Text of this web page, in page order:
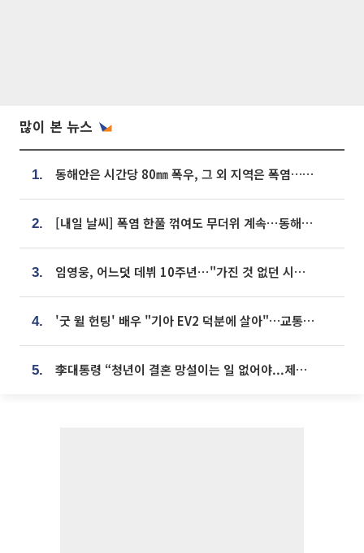
많이 본 뉴스
1. 동해안은 시간당 80㎜ 폭우, 그 외 지역은 폭염…‘극과 극 날씨’
2. [내일 날씨] 폭염 한풀 꺾여도 무더위 계속⋯동해안 이틀 연속 비
3. 임영웅, 어느덧 데뷔 10주년⋯"가진 것 없던 시절, 내 앞엔 20명의 팬뿐"
4. '굿 윌 헌팅' 배우 "기아 EV2 덕분에 살아"…교통사고 후 안전성 극찬
5. 李대통령 “청년이 결혼 망설이는 일 없어야...제도상 불이익 조사”